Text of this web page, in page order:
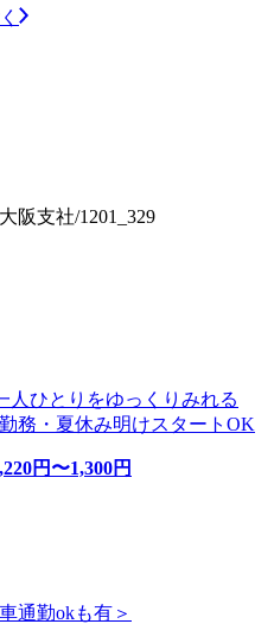
阪支社/1201_329
人ひとりをゆっくりみれる
務・夏休み明けスタートOK
円〜1,300円
通勤okも有＞